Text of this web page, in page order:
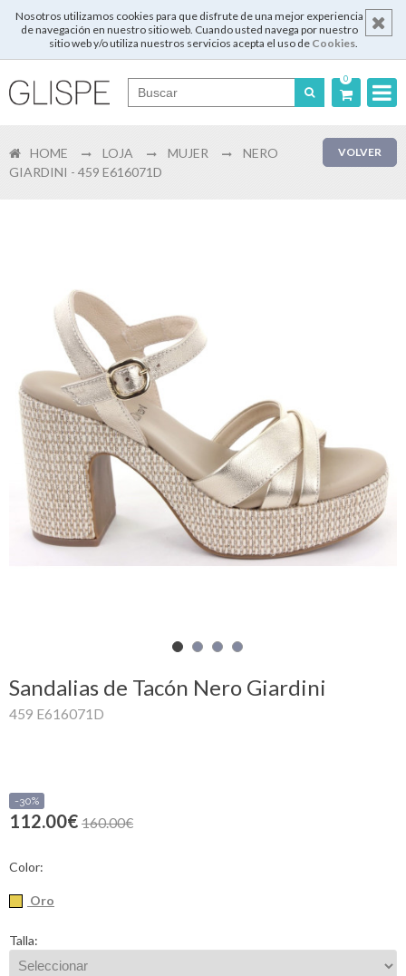
Nosotros utilizamos cookies para que disfrute de una mejor experiencia
de navegación en nuestro sitio web. Cuando usted navega por nuestro
sitio web y/o utiliza nuestros servicios acepta el uso de Cookies.
0
English
Login
Registrar
Mi
cesta
Glispe
Mujer
VOLVER
HOME LOJA MUJER
NERO
GIARDINI - 459 E616071D
Sandalias de Tacón Nero Giardini
459 E616071D
-30%
112.00€ 160.00€
Color:
Oro
Talla: